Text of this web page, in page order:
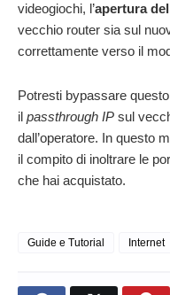
videogiochi, l’apertura
vecchio router sia sul
correttamente verso il
Potresti bypassare
il passthrough IP sul
dall’operatore. In questo
il compito di inoltrare le
che hai acquistato.
Guide e Tutorial Internet